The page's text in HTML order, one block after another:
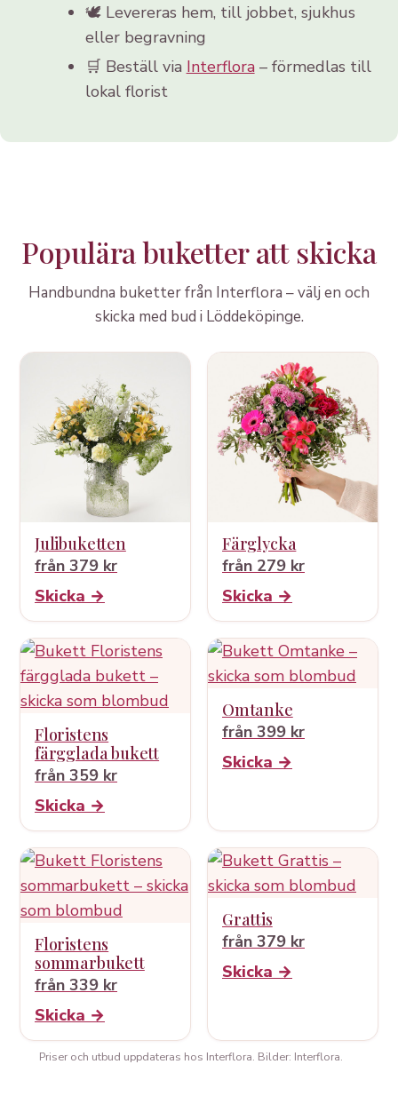
🕊️ Levereras hem, till jobbet, sjukhus
eller begravning
🛒 Beställ via Interflora– förmedlas till
lokal florist
Populära buketter att skicka
Handbundna buketter från Interflora – välj en och
skicka med bud i Löddeköpinge.
Julibuketten
från 379 kr
Skicka →
Färglycka
från 279 kr
Skicka →
Floristens
färgglada bukett
från 359 kr
Skicka →
Omtanke
från 399 kr
Skicka →
Floristens
sommarbukett
från 339 kr
Skicka →
Grattis
från 379 kr
Skicka →
Priser och utbud uppdateras hos Interflora. Bilder: Interflora.